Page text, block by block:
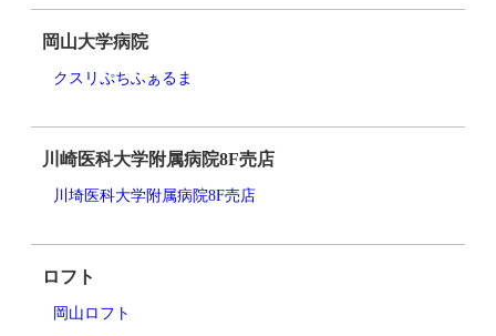
岡山大学病院
クスリぷちふぁるま
川崎医科大学附属病院8F売店
川埼医科大学附属病院8F売店
ロフト
岡山ロフト